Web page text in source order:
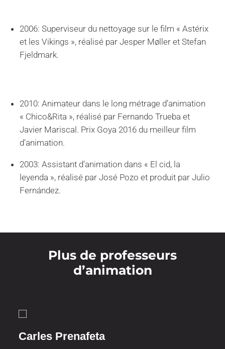
2006: Superviseur du nettoyage sur le film « Astérix
et les Vikings », réalisé par Jesper Møller et Stefan
Fjeldmark.
2010: Animateur dans le long métrage d’animation
« Chico&Rita », réalisé par Fernando Trueba et
Javier Mariscal. Prix Goya 2016 du meilleur film
d’animation.
2003: Assistant d’animation dans « El cid, la
leyenda », réalisé par José Pozo et produit par Julio
Fernández.
Plus de professeurs
d’animation
Carles Prenafeta